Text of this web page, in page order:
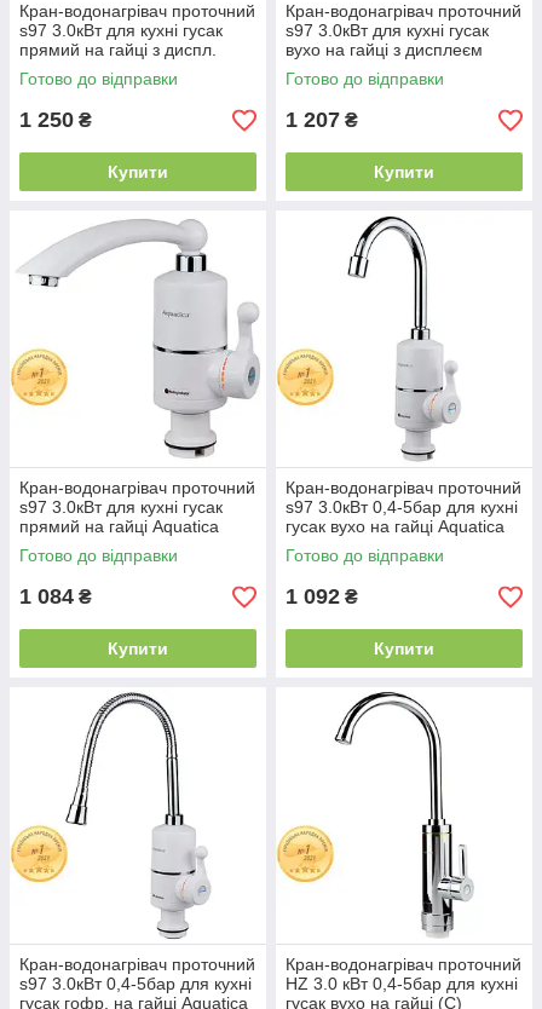
Кран-водонагрівач проточний
s97 3.0кВт для кухні гусак
прямий на гайці з диспл.
Aquatica (NZ-6B242) 9797102
Готово до відправки
1 250 ₴
Купити
Кран-водонагрівач проточний
s97 3.0кВт для кухні гусак
вухо на гайці з дисплеєм
Aquatica (NZ-6B142W)
9797113
Готово до відправки
1 207 ₴
Купити
Кран-водонагрівач проточний
s97 3.0кВт для кухні гусак
прямий на гайці Aquatica
(NZ-6B212W) 9797122
Готово до відправки
1 084 ₴
Купити
Кран-водонагрівач проточний
s97 3.0кВт 0,4-5бар для кухні
гусак вухо на гайці Aquatica
(NZ-6B112W) 9797133
Готово до відправки
1 092 ₴
Купити
Кран-водонагрівач проточний
s97 3.0кВт 0,4-5бар для кухні
гусак гофр. на гайці Aquatica
Кран-водонагрівач проточний
HZ 3.0 кВт 0,4-5бар для кухні
гусак вухо на гайці (C)